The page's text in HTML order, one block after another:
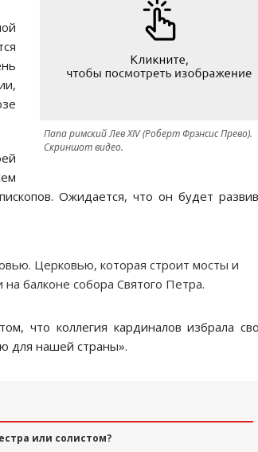
Папа римский Лев XIV (Роберт Фрэнсис Прево).
Скриншот видео.
Ожидается, что он будет
Церковью, которая строит мосты и
балконе собора Святого Петра.
что коллегия кардиналов избрала
для нашей страны».
или солистом?